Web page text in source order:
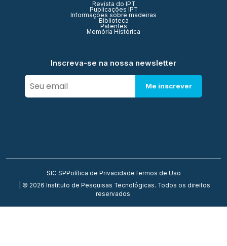
Revista do IPT
Publicações IPT
Informações sobre madeiras
Biblioteca
Patentes
Memória Histórica
Inscreva-se na nossa newsletter
Me inscrever
SIC SP Política de PrivacidadeTermos de Uso
| © 2026 Instituto de Pesquisas Tecnológicas. Todos os direitos
reservados.